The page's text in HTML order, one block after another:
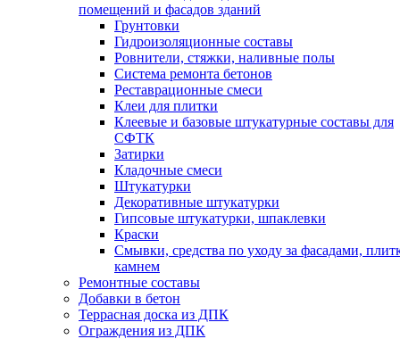
помещений и фасадов зданий
Грунтовки
Гидроизоляционные составы
Ровнители, стяжки, наливные полы
Cистема ремонта бетонов
Реставрационные смеси
Клеи для плитки
Клеевые и базовые штукатурные составы для
СФТК
Затирки
Кладочные смеси
Штукатурки
Декоративные штукатурки
Гипсовые штукатурки, шпаклевки
Краски
Смывки, средства по уходу за фасадами,
камнем
Ремонтные составы
Добавки в бетон
Террасная доска из ДПК
Ограждения из ДПК